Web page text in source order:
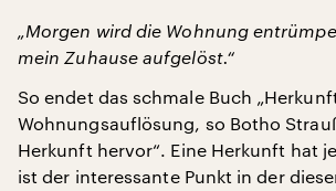
„Morgen wird die Wohnung
mein Zuhause aufgelöst.“
So endet das schmale Buch
Wohnungsauflösung, so Botho
Herkunft hervor“. Eine Herkunft hat
ist der interessante Punkt in der